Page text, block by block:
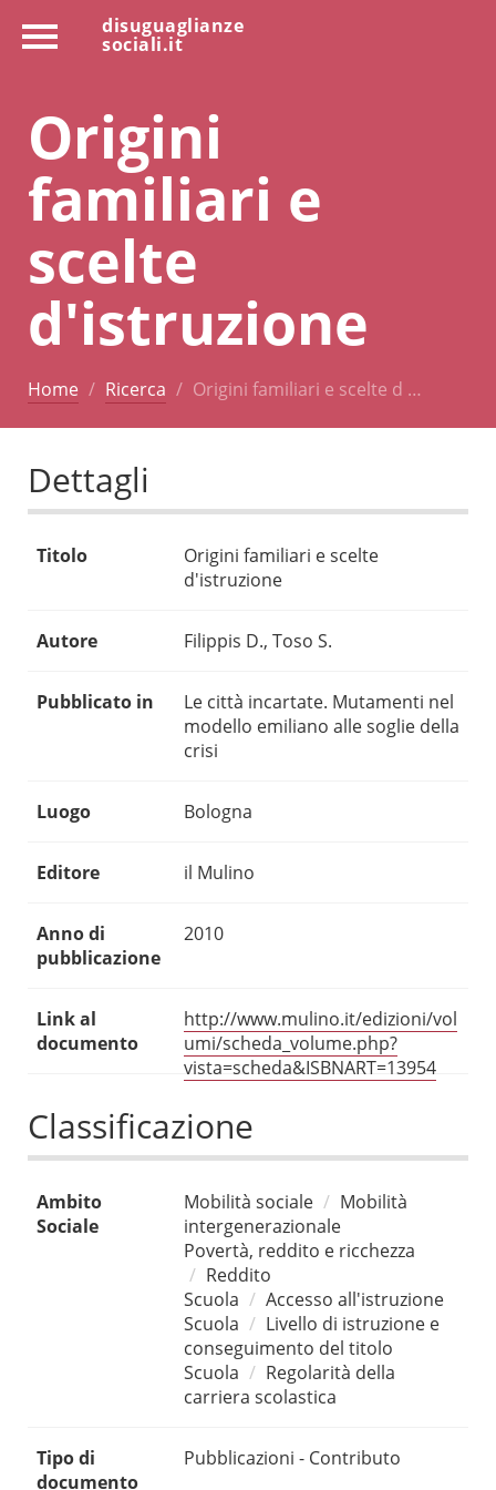
disuguaglianze
sociali.it
Origini
familiari e
scelte
d'istruzione
Home Ricerca Origini familiari e scelte d …
Dettagli
Titolo
Origini familiari e scelte
d'istruzione
Autore Filippis D., Toso S.
Pubblicato in
Le città incartate. Mutamenti nel
modello emiliano alle soglie della
crisi
Luogo Bologna
Editore il Mulino
Anno di
pubblicazione
2010
Link al
documento
http://www.mulino.it/edizioni/vol
umi/scheda_volume.php?
vista=scheda&ISBNART=13954
Classificazione
Ambito
Sociale
Mobilità sociale
Mobilità
intergenerazionale
Povertà, reddito e ricchezza
Reddito
Scuola
Accesso all'istruzione
Scuola
Livello di istruzione e
conseguimento del titolo
Scuola
Regolarità della
carriera scolastica
Tipo di
documento
Pubblicazioni - Contributo